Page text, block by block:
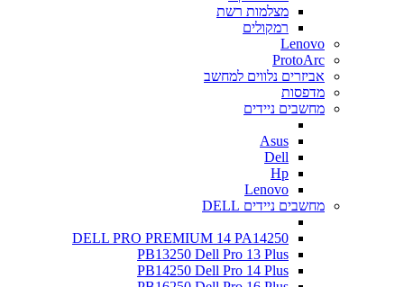
מצלמות רשת
רמקולים
Lenovo
ProtoArc
אביזרים נלווים למחשב
מדפסות
מחשבים ניידים
Asus
Dell
Hp
Lenovo
מחשבים ניידים DELL
DELL PRO PREMIUM 14 PA14250
PB13250 Dell Pro 13 Plus
PB14250 Dell Pro 14 Plus